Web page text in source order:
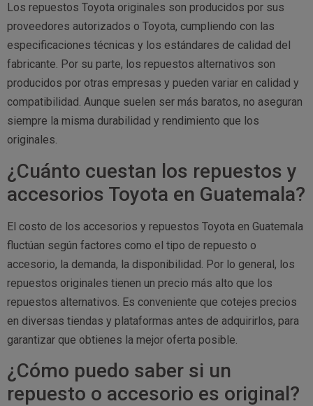
Los repuestos Toyota originales son producidos por sus
proveedores autorizados o Toyota, cumpliendo con las
especificaciones técnicas y los estándares de calidad del
fabricante. Por su parte, los repuestos alternativos son
producidos por otras empresas y pueden variar en calidad y
compatibilidad. Aunque suelen ser más baratos, no aseguran
siempre la misma durabilidad y rendimiento que los
originales.
¿Cuánto cuestan los repuestos y
accesorios Toyota en Guatemala?
El costo de los accesorios y repuestos Toyota en Guatemala
fluctúan según factores como el tipo de repuesto o
accesorio, la demanda, la disponibilidad. Por lo general, los
repuestos originales tienen un precio más alto que los
repuestos alternativos. Es conveniente que cotejes precios
en diversas tiendas y plataformas antes de adquirirlos, para
garantizar que obtienes la mejor oferta posible.
¿Cómo puedo saber si un
repuesto o accesorio es original?